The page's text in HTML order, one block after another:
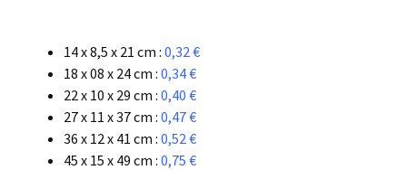
14 x 8,5 x 21 cm : 0,32 €
18 x 08 x 24 cm : 0,34 €
22 x 10 x 29 cm : 0,40 €
27 x 11 x 37 cm : 0,47 €
36 x 12 x 41 cm : 0,52 €
45 x 15 x 49 cm : 0,75 €